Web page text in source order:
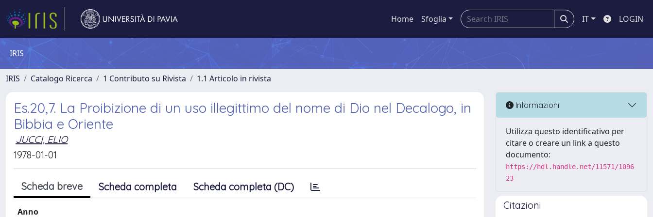
Home Sfoglia IT LOGIN
IRIS
IRIS Catalogo Ricerca 1 Contributo su Rivista 1.1 Articolo in rivista
Es.20,7. La Proibizione di un uso illegittimo del nome di Dio nel Decalogo, in
Bibbia e Oriente
JUCCI, ELIO
1978-01-01
Scheda breve Scheda completa Scheda completa (DC)
Anno
Informazioni
Utilizza questo identificativo per
citare o creare un link a questo
documento:
https://hdl.handle.net/11571/1096
23
Citazioni